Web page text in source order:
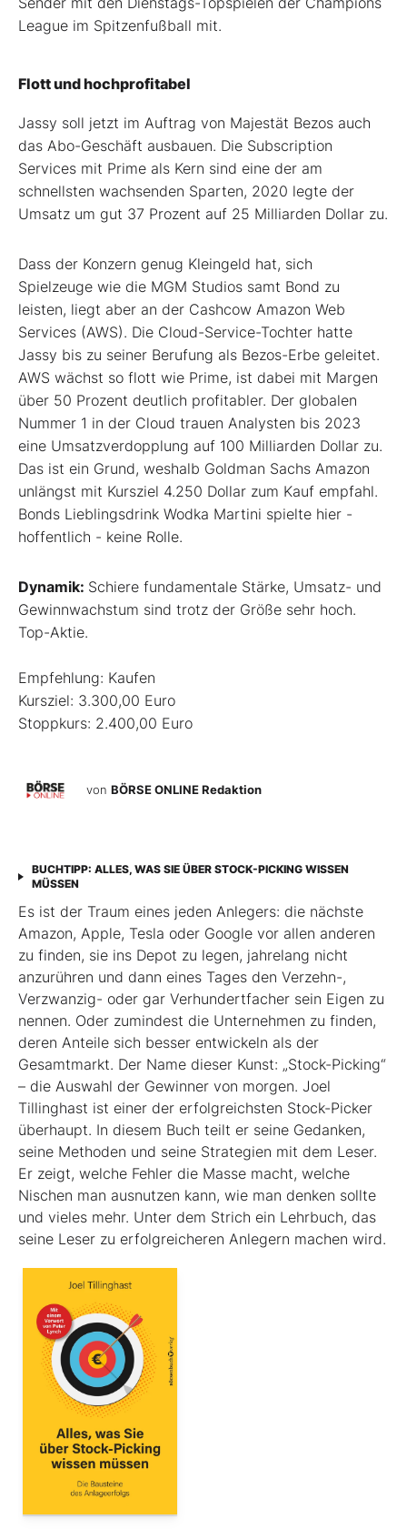
League im Spitzenfußball mit.
Flott und hochprofitabel
Jassy soll jetzt im Auftrag von Majestät Bezos auch
das Abo-Geschäft ausbauen. Die Subscription
Services mit Prime als Kern sind eine der am
schnellsten wachsenden Sparten, 2020 legte der
Umsatz um gut 37 Prozent auf 25 Milliarden Dollar zu.
Dass der Konzern genug Kleingeld hat, sich
Spielzeuge wie die MGM Studios samt Bond zu
leisten, liegt aber an der Cashcow Amazon Web
Services (AWS). Die Cloud-Service-Tochter hatte
Jassy bis zu seiner Berufung als Bezos-Erbe geleitet.
AWS wächst so flott wie Prime, ist dabei mit Margen
über 50 Prozent deutlich profitabler. Der globalen
Nummer 1 in der Cloud trauen Analysten bis 2023
eine Umsatzverdopplung auf 100 Milliarden Dollar zu.
Das ist ein Grund, weshalb Goldman Sachs Amazon
unlängst mit Kursziel 4.250 Dollar zum Kauf empfahl.
Bonds Lieblingsdrink Wodka Martini spielte hier -
hoffentlich - keine Rolle.
Dynamik: Schiere fundamentale Stärke, Umsatz- und
Gewinnwachstum sind trotz der Größe sehr hoch.
Top-Aktie.
Empfehlung: Kaufen
Kursziel: 3.300,00 Euro
Stoppkurs: 2.400,00 Euro
von BÖRSE ONLINE Redaktion
BUCHTIPP: ALLES, WAS SIE ÜBER STOCK-PICKING WISSEN
MÜSSEN
Es ist der Traum eines jeden Anlegers: die nächste
Amazon, Apple, Tesla oder Google vor allen anderen
zu finden, sie ins Depot zu legen, jahrelang nicht
anzurühren und dann eines Tages den Verzehn-,
Verzwanzig- oder gar Verhundertfacher sein Eigen zu
nennen. Oder zumindest die Unternehmen zu finden,
deren Anteile sich besser entwickeln als der
Gesamtmarkt. Der Name dieser Kunst: „Stock-Picking“
– die Auswahl der Gewinner von morgen. Joel
Tillinghast ist einer der erfolgreichsten Stock-Picker
überhaupt. In diesem Buch teilt er seine Gedanken,
seine Methoden und seine Strategien mit dem Leser.
Er zeigt, welche Fehler die Masse macht, welche
Nischen man ausnutzen kann, wie man denken sollte
und vieles mehr. Unter dem Strich ein Lehrbuch, das
seine Leser zu erfolgreicheren Anlegern machen wird.